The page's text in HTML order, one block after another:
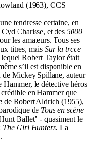
(1963), OCS
tendresse certaine, en
Charisse, et des 5000
les amateurs. Tous ses
titres, mais Sur la trace
Robert Taylor était
s’il est disponible en
de Mickey Spillane, auteur
le détective héros
en Hammer que
de Robert Aldrich (1955),
de Tous en scène
Ballet" - quasiment le
The Girl Hunters. La